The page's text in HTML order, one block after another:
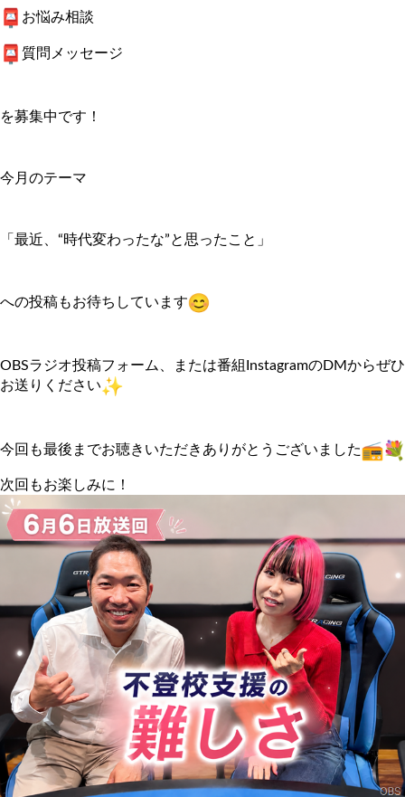
お悩み相談
質問メッセージ
を募集中です！
今月のテーマ
「最近、“時代変わったな”と思ったこと」
への投稿もお待ちしています
OBSラジオ投稿フォーム、
または番組InstagramのDMからぜひ
お送りください
今回も最後までお聴きいただきありがとうございました
次回もお楽しみに！